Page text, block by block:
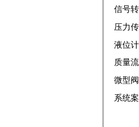
信号
压力
液位计
质量
微型阀
系统